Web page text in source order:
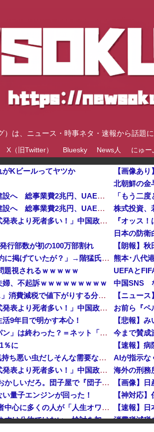
は、ニュース・時事ネタ・速報から話題
X（旧Twitter） Bluesky News人 にゅー
Kビールってヤツか
【朗報】秋田に日本最大級のAIデータセンター建設へ 総事業費2兆円、UAEが巨額投資を協議
【朗報】秋田に日本最大級のAIデータセンター建設へ 総事業費2兆円、UAEが巨額投資を協議他
中国「大洪水！」中国ダム「決壊」地元民「公式発表より死者多い！」中国政府「住民拘束！（安否不明」中国当局「救助隊動画も削除」台風13号「三峡ダム接近中」→
行部数が初の100万部割れ
【速報】 記者「中革連は食料品消費税ゼロを公約に掲げていたが？」→階猛氏「そ、それは財源確保という条件付き」
題視されるｗｗｗｗｗ
、不起訴ｗｗｗｗｗｗｗｗｗ
【消費税率1％】 「下げるのが筋なんですけど…」消費減税で値下がりする分と同じだけ商品を値上げして店頭価格を変えない店も
中国「大洪水！」中国ダム「決壊」地元民「公式発表より死者多い！」中国政府「住民拘束！（安否不明」中国当局「救助隊動画も削除」台風13号「三峡ダム接近中」→
9年目で明かす本心！
韓国人の対日好感度が過去最高に、「ノージャパン」は終わった？＝ネット「中国より100倍いい」
％に
【予算100万】 市長「特定外来生物クビアカは気持ち悪い虫だしそんな需要ないと思う」1匹300円相当の報奨金→初日に42万取られ焦り
中国「大洪水！」中国ダム「決壊」地元民「公式発表より死者多い！」中国政府「住民拘束！（安否不明」中国当局「救助隊動画も削除」台風13号「三峡ダム接近中」→
【正論】 有吉「『俺テレビ見ない』って言う奴おかしいだろ。団子屋で『団子食べない』って言うか？」
量子エンジンが回った！
【株式投資】 韓国で「真夏の世の夢」崩壊、若者中心に多くの人が「人生オワタ」―中国メディア
【動画】 石破「公約を果たすというが、減税しますは公約ではない。検討を加速するというのが公約だ」
【画像あ
株式投資
日本の防
【ニュー
お前ら『ペ
【速報】
AIが指示な
【画像】